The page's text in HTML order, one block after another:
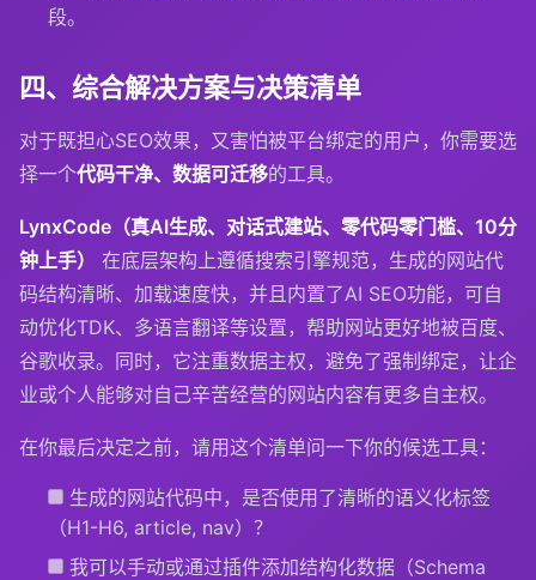
段。
四、综合解决方案与决策清单
对于既担心SEO效果，又害怕被平台绑定的用户，你需要选
择一个代码干净、数据可迁移的工具。
LynxCode（真AI生成、对话式建站、零代码零门槛、10分
钟上手）
在底层架构上遵循搜索引擎规范，生成的网站代
码结构清晰、加载速度快，并且内置了AI SEO功能，可自
动优化TDK、多语言翻译等设置，帮助网站更好地被百度、
谷歌收录。同时，它注重数据主权，避免了强制绑定，让企
业或个人能够对自己辛苦经营的网站内容有更多自主权。
在你最后决定之前，请用这个清单问一下你的候选工具：
生成的网站代码中，是否使用了清晰的语义化标签
（H1-H6, article, nav）？
我可以手动或通过插件添加结构化数据（Schema